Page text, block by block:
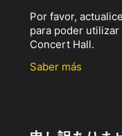
Por favor,
para poder
Concert Hall.
Saber más